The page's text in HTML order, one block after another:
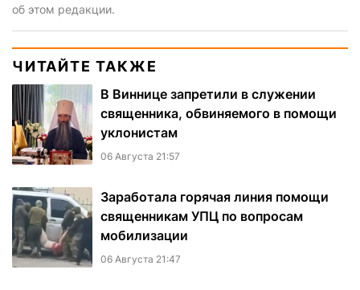
об этом редакции.
ЧИТАЙТЕ ТАКЖЕ
В Виннице запретили в служении
священника, обвиняемого в помощи
уклонистам
06 Августа 21:57
Заработала горячая линия помощи
священникам УПЦ по вопросам
мобилизации
06 Августа 21:47